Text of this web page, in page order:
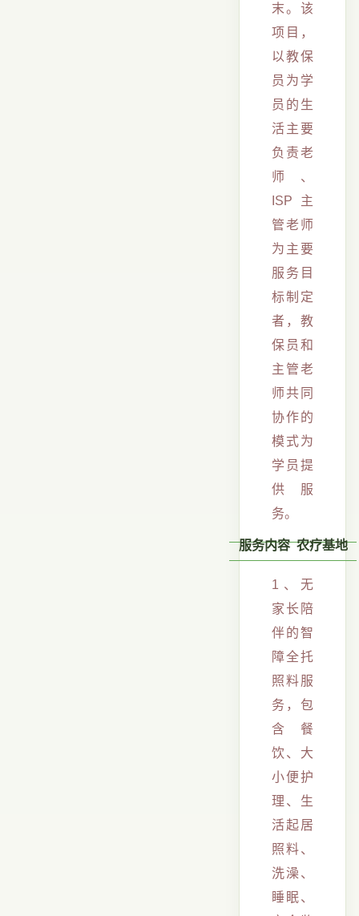
末。该
项目，
以教保
员为学
员的生
活主要
负责老
师、
ISP主
管老师
为主要
服务目
标制定
者，教
保员和
主管老
师共同
协作的
模式为
学员提
供服
务。
服务内容 农疗基地
1、无
家长陪
伴的智
障全托
照料服
务，包
含餐
饮、大
小便护
理、生
活起居
照料、
洗澡、
睡眠、